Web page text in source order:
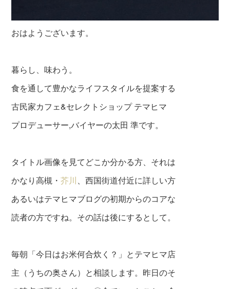
おはようございます。
暮らし、味わう。
食を通して豊かなライフスタイルを提案する
古民家カフェ&セレクトショップ テマヒマ
プロデューサー,バイヤーの太田 準です。
タイトル画像を見てどこか分かる方、それは
かなり高槻・芥川、西国街道付近に詳しい方
あるいはテマヒマブログの初期からのコアな
読者の方ですね。その話は後にするとして。
毎朝「今日はお米何合炊く？」とテマヒマ店
主（うちの奥さん）と相談します。昨日のそ